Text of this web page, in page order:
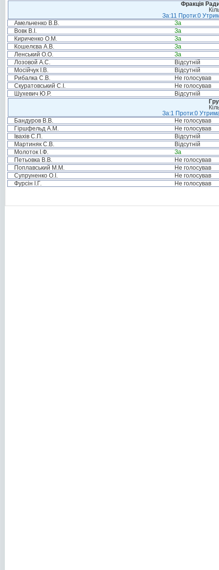
Фракція
За:11 Проти:0
Амельченко В.В.
За
Вовк В.І.
За
Кириченко О.М.
За
Кошелєва А.В.
За
Ленський О.О.
За
Лозовой А.С.
Відсутній
Мосійчук І.В.
Відсутній
Рибалка С.В.
Не голосував
Скуратовський С.І.
Не голосував
Шухевич Ю.Р.
Відсутній
За:1 Проти:0
Бандуров В.В.
Не голосував
Гіршфельд А.М.
Не голосував
Івахів С.П.
Відсутній
Мартиняк С.В.
Відсутній
Молоток І.Ф.
За
Петьовка В.В.
Не голосував
Поплавський М.М.
Не голосував
Супруненко О.І.
Не голосував
Фурсін І.Г.
Не голосував